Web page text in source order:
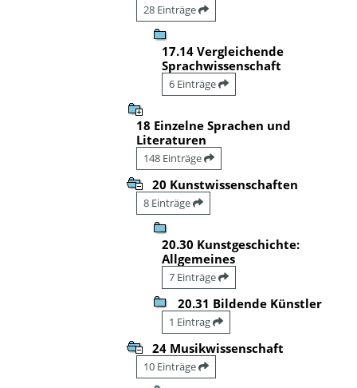
28 Einträge
17.14 Vergleichende
Sprachwissenschaft
6 Einträge
18 Einzelne Sprachen und
Literaturen
148 Einträge
20 Kunstwissenschaften
8 Einträge
20.30 Kunstgeschichte:
Allgemeines
7 Einträge
20.31 Bildende Künstler
1 Eintrag
24 Musikwissenschaft
10 Einträge